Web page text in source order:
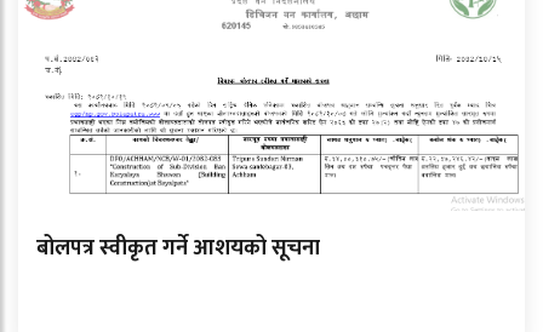
बोलपत्र स्वीकृत गर्ने आशयको सूचना